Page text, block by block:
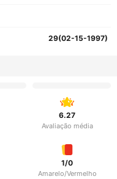
29(02-15-1997)
6.27
Avaliação média
1/0
Amarelo/Vermelho